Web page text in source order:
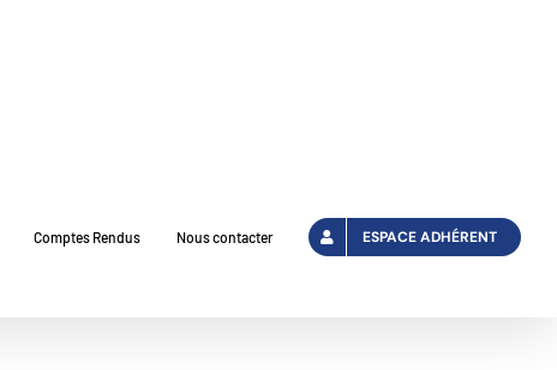
Comptes Rendus Nous contacter ESPACE ADHÉRENT